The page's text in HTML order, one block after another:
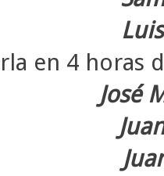
en 4 horas
José